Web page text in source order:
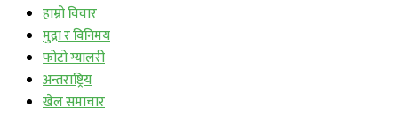
हाम्रो विचार
मुद्रा र विनिमय
फोटो ग्यालरी
अन्तराष्ट्रिय
खेल समाचार